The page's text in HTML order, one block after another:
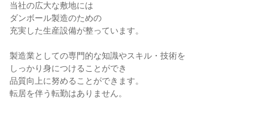
当社の広大な敷地には
ダンボール製造のための
充実した生産設備が整っています。
製造業としての専門的な知識やスキル・技術を
しっかり身につけることができ
品質向上に努めることができます。
転居を伴う転勤はありません。